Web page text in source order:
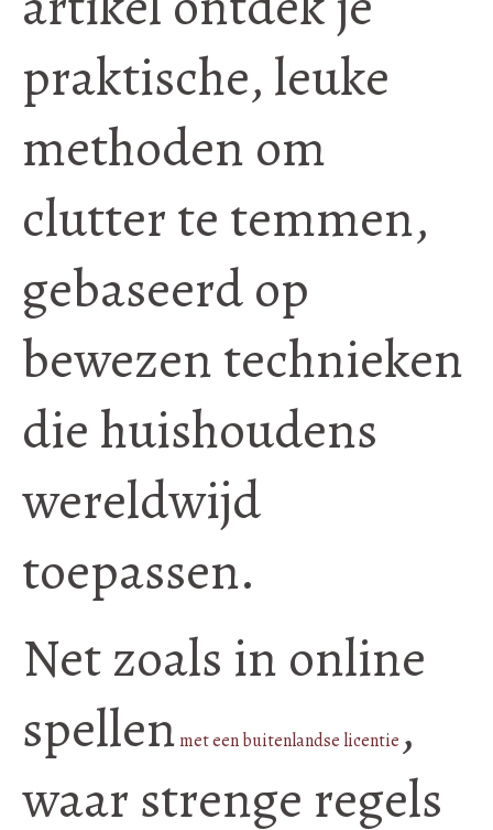
praktische, leuke
methoden om
clutter te temmen,
gebaseerd op
bewezen technieken
die huishoudens
wereldwijd
toepassen.
Net zoals in online
spellenmet een buitenlandse licentie ,
waar strenge regels